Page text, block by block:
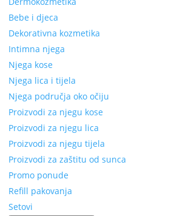
Bebe i djeca
Dekorativna kozmetika
Intimna njega
Njega kose
Njega lica i tijela
Njega područja oko očiju
Proizvodi za njegu kose
Proizvodi za njegu lica
Proizvodi za njegu tijela
Proizvodi za zaštitu od sunca
Promo ponude
Refill pakovanja
Setovi